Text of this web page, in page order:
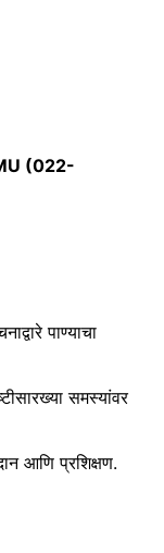
(022-
पाण्याचा
समस्यांवर
आणि प्रशिक्षण.